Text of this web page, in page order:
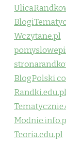
Wczytane.pl
Randki.edu.pl
Teoria.edu.pl